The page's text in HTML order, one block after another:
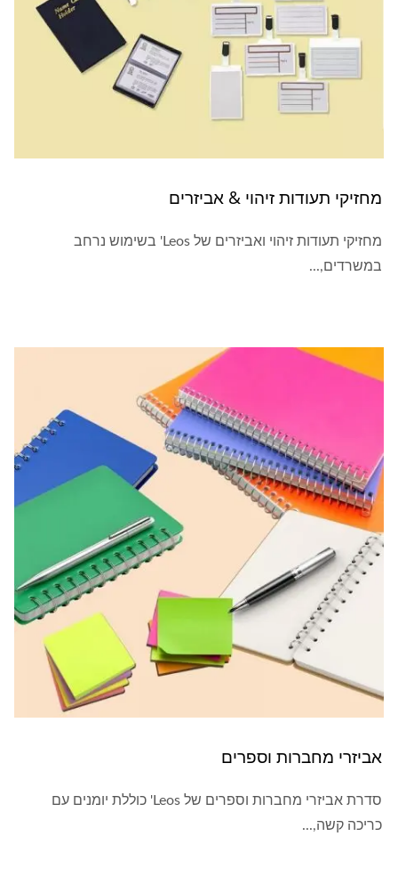
מחזיקי תעודות זיהוי & אביזרים
מחזיקי תעודות זיהוי ואביזרים של Leos' בשימוש נרחב
במשרדים,...
אביזרי מחברות וספרים
סדרת אביזרי מחברות וספרים של Leos' כוללת יומנים עם
כריכה קשה,...